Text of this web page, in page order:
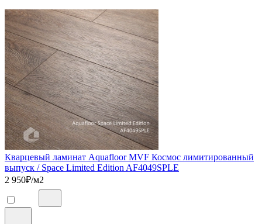
Кварцевый ламинат Aquafloor MVF Космос лимитированный
выпуск / Space Limited Edition AF4049SPLE
2 950₽/м2